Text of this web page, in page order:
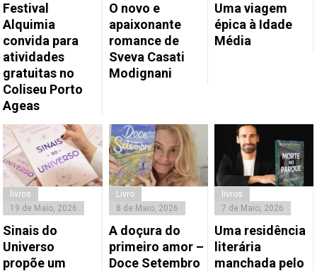
Festival
Alquimia
convida para
atividades
gratuitas no
Coliseu Porto
Ageas
O novo e
apaixonante
romance de
Sveva Casati
Modignani
Uma viagem
épica à Idade
Média
livros
19 de Maio, 2026
Sinais do
Universo
propõe um
Livro
8 de Maio, 2026
A doçura do
primeiro amor –
Doce Setembro
livros
7 de Maio, 2026
Uma residência
literária
manchada pelo